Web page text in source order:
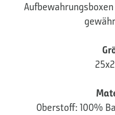
Oberstoff: 100%